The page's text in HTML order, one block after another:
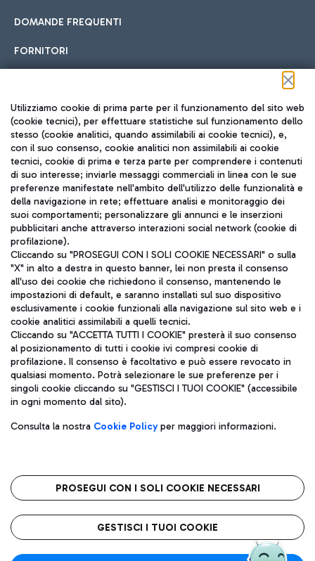
DOMANDE FREQUENTI
FORNITORI
Seguici sui social
TRAVEL JOURNAL
ITA
Aeroporti di Roma S.p.A. - Società soggetta a direzione e
coordinamento di Mundys S.p.A.
Codice fiscale e Registro delle Imprese di Roma 13032990155 P.
IVA 06572251004
Capitale sociale 62.224.743,00 int. vers.
Sede legale: Via Pier Paolo Racchetti 1 - 00054 Fiumicino (RM)
telefono +39 06 65951
Privacy policy
Note legali
Roma FCO
L'aeroporto stellato
Utilizziamo cookie di prima parte per il funzionamento del sito web
(cookie tecnici), per effettuare statistiche sul funzionamento dello
stesso (cookie analitici, quando assimilabili ai cookie tecnici), e,
con il suo consenso, cookie analitici non assimilabili ai cookie
tecnici, cookie di prima e terza parte per comprendere i contenuti
di suo interesse; inviarle messaggi commerciali in linea con le sue
preferenze manifestate nell'ambito dell'utilizzo delle funzionalità e
della navigazione in rete; effettuare analisi e monitoraggio dei
suoi comportamenti; personalizzare gli annunci e le inserzioni
pubblicitari anche attraverso interazioni social network (cookie di
profilazione).
Cliccando su "PROSEGUI CON I SOLI COOKIE NECESSARI" o sulla
"X" in alto a destra in questo banner, lei non presta il consenso
all'uso dei cookie che richiedono il consenso, mantenendo le
impostazioni di default, e saranno installati sul suo dispositivo
esclusivamente i cookie funzionali alla navigazione sul sito web e i
cookie analitici assimilabili a quelli tecnici.
Cliccando su "ACCETTA TUTTI I COOKIE" presterà il suo consenso
al posizionamento di tutti i cookie ivi compresi cookie di
profilazione. Il consenso è facoltativo e può essere revocato in
qualsiasi momento. Potrà selezionare le sue preferenze per i
singoli cookie cliccando su "GESTISCI I TUOI COOKIE" (accessibile
in ogni momento dal sito).
Consulta la nostra Cookie Policyper maggiori informazioni.
PROSEGUI CON I SOLI COOKIE NECESSARI
GESTISCI I TUOI COOKIE